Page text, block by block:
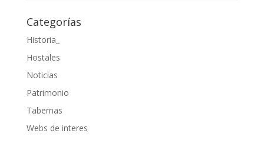
Categorías
Historia_
Hostales
Noticias
Patrimonio
Tabernas
Webs de interes